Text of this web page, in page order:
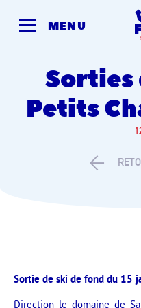
MENU
Sorties
Petits
Sortie de ski de fond du 15
Direction le domaine de